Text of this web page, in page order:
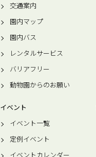
交通案内
園内マップ
園内バス
レンタルサービス
バリアフリー
動物園からのお願い
イベント
イベント一覧
定例イベント
イベントカレンダー